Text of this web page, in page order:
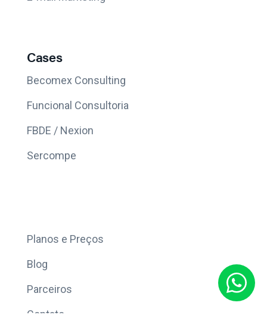
Cases
Becomex Consulting
Funcional Consultoria
FBDE / Nexion
Sercompe
Planos e Preços
Blog
Parceiros
Contato